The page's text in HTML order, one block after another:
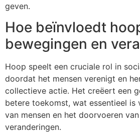
geven.
Hoe beïnvloedt
bewegingen en
Hoop speelt een cruciale rol in
doordat het mensen verenigt en
collectieve actie. Het creëert een
betere toekomst, wat essentieel is
van mensen en het doorvoeren
veranderingen.